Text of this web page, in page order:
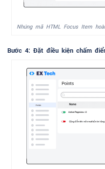
Nhúng mã HTML Focus Item
Bước 4: Đặt điều kiện chấm